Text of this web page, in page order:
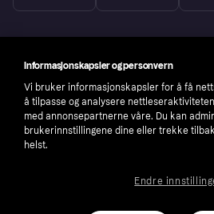
Informasjonskapsler og personvern
Vi bruker informasjonskapsler for å få
å tilpasse og analysere
med annonsepartnerne våre. Du kan
brukerinnstillingene dine eller trekke
helst.
Endre